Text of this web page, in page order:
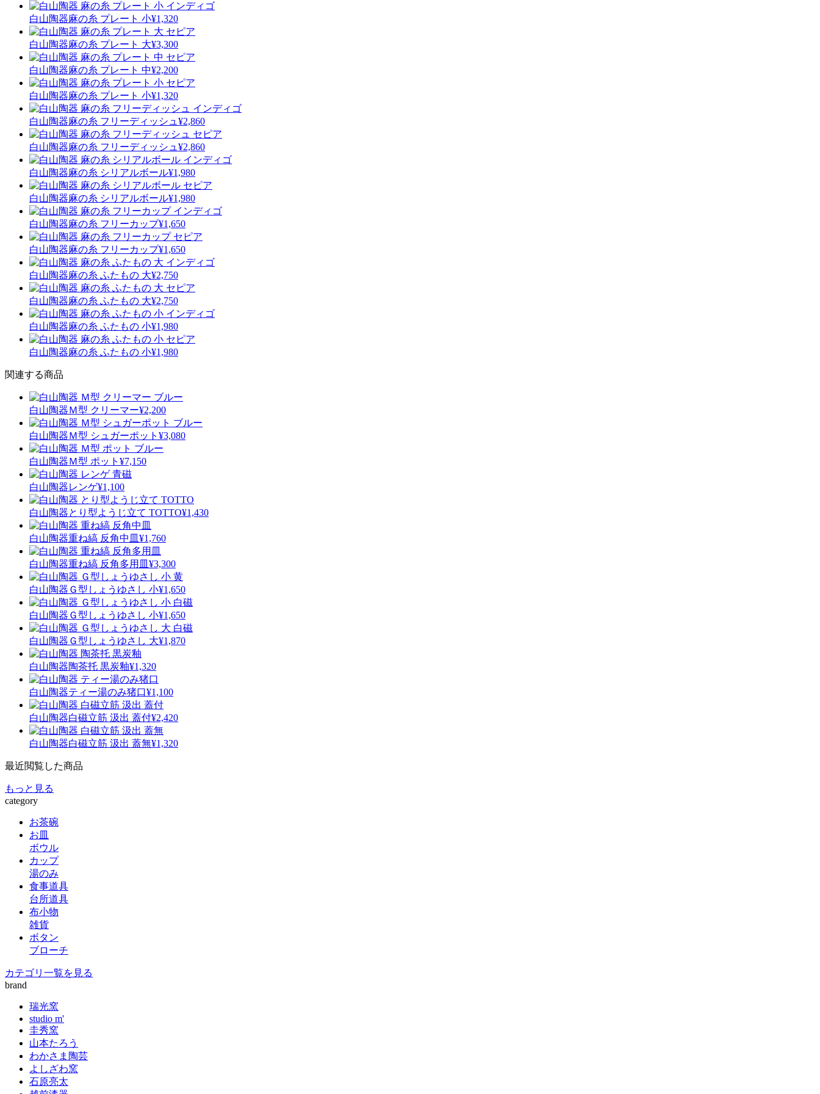
白山陶器麻の糸 プレート 小¥1,320
白山陶器麻の糸 プレート 大¥3,300
白山陶器麻の糸 プレート 中¥2,200
白山陶器麻の糸 プレート 小¥1,320
白山陶器麻の糸 フリーディッシュ ¥2,860
白山陶器麻の糸 フリーディッシュ ¥2,860
白山陶器麻の糸 シリアルボール¥1,980
白山陶器麻の糸 シリアルボール¥1,980
白山陶器麻の糸 フリーカップ¥1,650
白山陶器麻の糸 フリーカップ¥1,650
白山陶器麻の糸 ふたもの 大¥2,750
白山陶器麻の糸 ふたもの 大¥2,750
白山陶器麻の糸 ふたもの 小¥1,980
白山陶器麻の糸 ふたもの 小¥1,980
関連する商品
白山陶器Ｍ型 クリーマー¥2,200
白山陶器Ｍ型 シュガーポット ¥3,080
白山陶器Ｍ型 ポット ¥7,150
白山陶器レンゲ¥1,100
白山陶器とり型ようじ立て TOTTO¥1,430
白山陶器重ね縞 反角中皿 ¥1,760
白山陶器重ね縞 反角多用皿 ¥3,300
白山陶器 Ｇ型しょうゆさし 小¥1,650
白山陶器 Ｇ型しょうゆさし 小¥1,650
白山陶器 Ｇ型しょうゆさし 大¥1,870
白山陶器陶茶托 黒炭釉¥1,320
白山陶器ティー湯のみ猪口¥1,100
白山陶器白磁立筋 汲出 蓋付¥2,420
白山陶器白磁立筋 汲出 蓋無¥1,320
最近閲覧した商品
もっと見る
category
お茶碗
お皿
ボウル
カップ
湯のみ
食事道具
台所道具
布小物
雑貨
ボタン
ブローチ
カテゴリ一覧を見る
brand
瑞光窯
studio m'
圭秀窯
山本たろう
わかさま陶芸
よしざわ窯
石原亮太